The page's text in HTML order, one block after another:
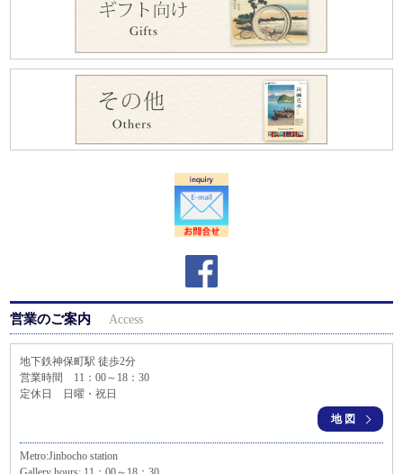
営業のご案内 Access
地下鉄神保町駅 徒歩2分
営業時間 11：00～18：30
定休日 日曜・祝日
地図
Metro:Jinbocho station